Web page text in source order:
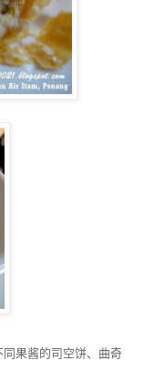
果酱的司空饼、曲奇